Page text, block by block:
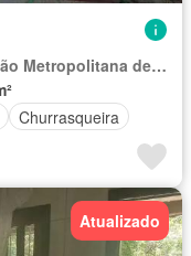
Região Imediata de São Paulo, Região Metropolitana de São Paulo
Churrasqueira
Atualizado